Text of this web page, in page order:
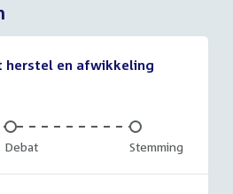
herstel en afwikkeling
Onvoltooid:
Debat Onvoltooid:
Stemming